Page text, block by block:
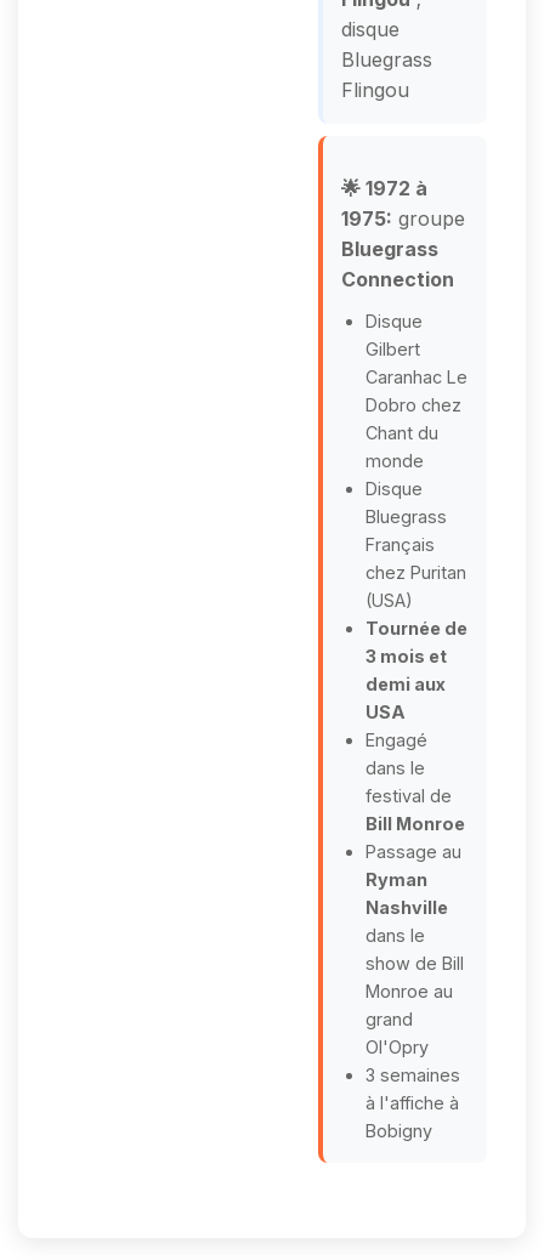
disque
Bluegrass
Flingou
🌟 1972 à
1975: groupe
Bluegrass
Connection
Disque
Gilbert
Caranhac Le
Dobro chez
Chant du
monde
Disque
Bluegrass
Français
chez Puritan
(USA)
Tournée de
3 mois et
demi aux
USA
Engagé
dans le
festival de
Bill Monroe
Passage au
Ryman
Nashville
dans le
show de Bill
Monroe au
grand
Ol'Opry
3 semaines
à l'affiche à
Bobigny